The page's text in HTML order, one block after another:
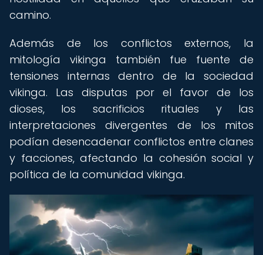
camino.
Además de los conflictos externos, la
mitología vikinga también fue fuente de
tensiones internas dentro de la sociedad
vikinga. Las disputas por el favor de los
dioses, los sacrificios rituales y las
interpretaciones divergentes de los mitos
podían desencadenar conflictos entre clanes
y facciones, afectando la cohesión social y
política de la comunidad vikinga.